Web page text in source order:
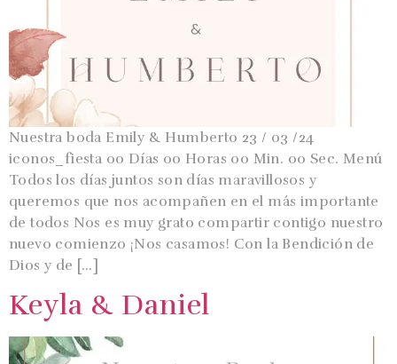
Nuestra boda Emily & Humberto 23 / 03 /24
iconos_fiesta 00 Días 00 Horas 00 Min. 00 Sec. Menú
Todos los días juntos son días maravillosos y
queremos que nos acompañen en el más importante
de todos Nos es muy grato compartir contigo nuestro
nuevo comienzo ¡Nos casamos! Con la Bendición de
Dios y de […]
Keyla & Daniel